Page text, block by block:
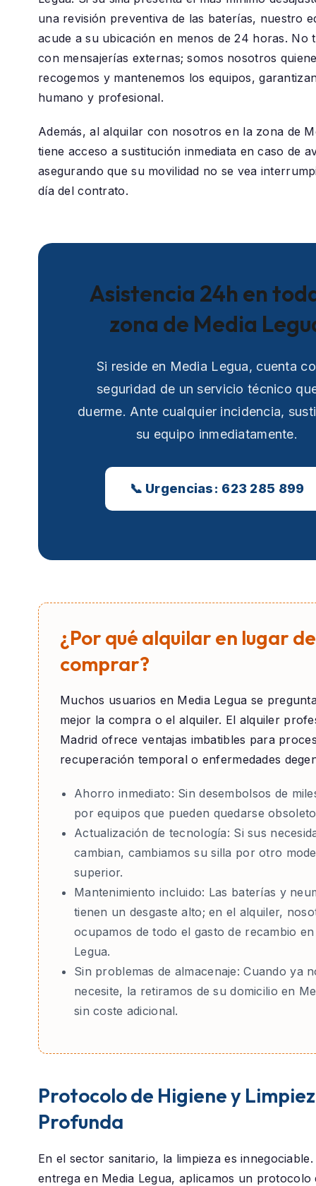
una revisión preventiva de las baterías, nuestro
acude a su ubicación en menos de 24 horas. No
con mensajerías externas; somos nosotros
recogemos y mantenemos los equipos,
humano y profesional.
Además, al alquilar con nosotros en la zona de
tiene acceso a sustitución inmediata en caso de
asegurando que su movilidad no se vea
día del contrato.
Asistencia 24h en
zona de Media
Si reside en Media Legua, cuenta
seguridad de un servicio técnico
duerme. Ante cualquier incidencia,
su equipo inmediatamente.
📞 Urgencias: 623 285 899
¿Por qué alquilar en lugar de
comprar?
Muchos usuarios en Media Legua se
mejor la compra o el alquiler. El alquiler
Madrid ofrece ventajas imbatibles para
recuperación temporal o enfermedades
Ahorro inmediato: Sin desembolsos de
por equipos que pueden quedarse
Actualización de tecnología: Si sus
cambian, cambiamos su silla por otro
superior.
Mantenimiento incluido: Las baterías y
tienen un desgaste alto; en el alquiler,
ocupamos de todo el gasto de recambio
Legua.
Sin problemas de almacenaje: Cuando ya
necesite, la retiramos de su domicilio en
sin coste adicional.
Protocolo de Higiene y
Profunda
En el sector sanitario, la limpieza es
entrega en Media Legua, aplicamos un